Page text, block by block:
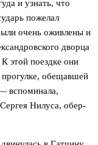
и узнать, что
пожелал
очень оживлены и
дворца
этой поездке они
прогулке, обещавшей
вспоминала,
Нилуса, обер-